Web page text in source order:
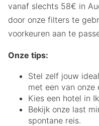
vanaf slechts 58€ in
door onze filters te
voorkeuren aan te
Onze tips:
Stel zelf jouw
met een van onze
Kies een hotel in
Bekijk onze last
spontane reis.